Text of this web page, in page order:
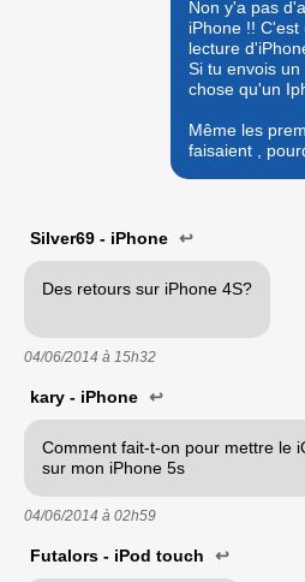
Non y'a pas
iPhone !!
lecture
Si tu envois
chose qu'un
Même les
faisaient ,
Silver69 - iPhone ↩
Des retours sur iPhone 4S?
04/06/2014 à 15h32
kary - iPhone ↩
Comment fait-t-on pour mettre le
sur mon iPhone 5s
04/06/2014 à 02h59
Futalors - iPod touch ↩